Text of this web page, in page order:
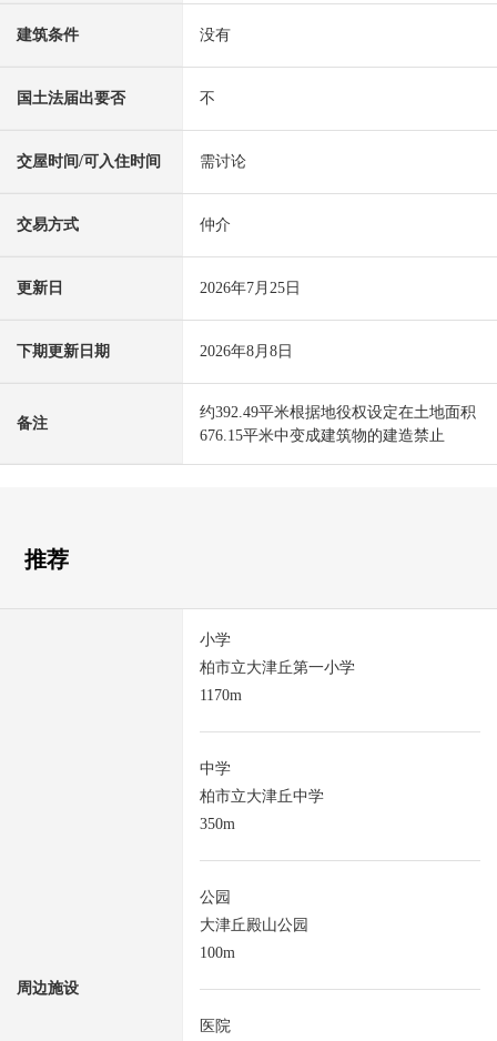
建筑条件 没有
国土法届出要否 不
交屋时间/可入住时间 需讨论
交易方式 仲介
更新日 2026年7月25日
下期更新日期 2026年8月8日
备注
约392.49平米根据地役权设定在土地面积
676.15平米中变成建筑物的建造禁止
推荐
周边施设
小学
柏市立大津丘第一小学
1170m
中学
柏市立大津丘中学
350m
公园
大津丘殿山公园
100m
医院